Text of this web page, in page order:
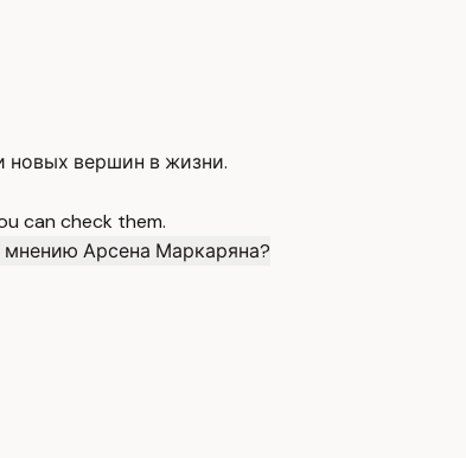
новых вершин в жизни.
can check them.
мнению Арсена Маркаряна?